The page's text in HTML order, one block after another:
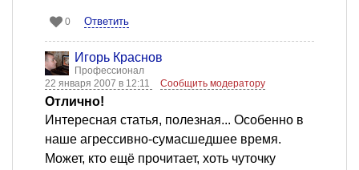
0 Ответить
Игорь Краснов
Профессионал
22 января 2007 в 12:11
Сообщить модератору
Отлично!
Интересная статья, полезная... Особенно в
наше агрессивно-сумасшедшее время.
Может, кто ещё прочитает, хоть чуточку